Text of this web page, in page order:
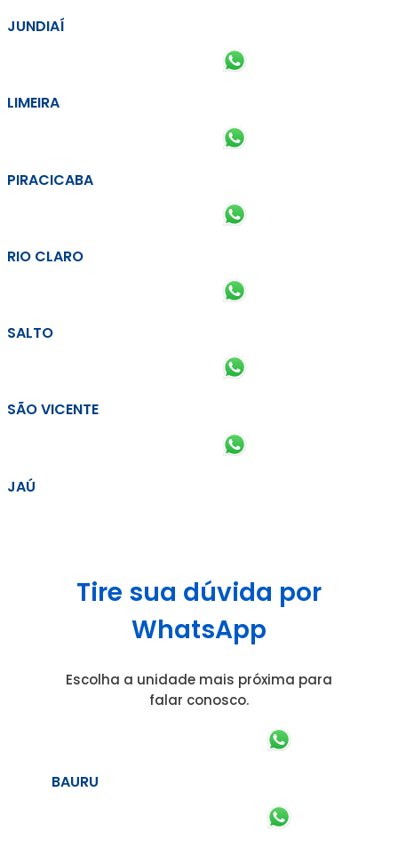
JUNDIAÍ
LIMEIRA
PIRACICABA
RIO CLARO
SALTO
SÃO VICENTE
JAÚ
Tire sua dúvida por
WhatsApp
Escolha a unidade mais próxima para
falar conosco.
BAURU